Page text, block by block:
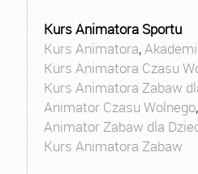
Kurs Animatora Sportu
Kurs Animatora,
Kurs Animatora Czasu
Kurs Animatora Zabaw
Animator Czasu Wolnego,
Animator Zabaw dla
Kurs Animatora Zabaw